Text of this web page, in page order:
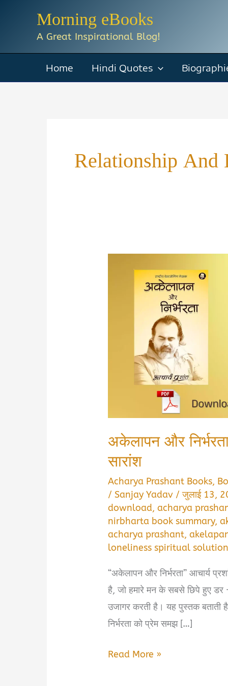
Morning eBooks
A Great Inspirational Blog!
Home Hindi Quotes
Relationship And
अकेलापन और
सारांश
Acharya Prashant Books,
/Sanjay Yadav /जुलाई 13,
download,acharya
nirbharta book summary,
acharya prashant,
loneliness spiritual solution
“अकेलापन और निर्भरता” आचार्य
है, जो हमारे मन के सबसे छिपे हुए डर
उजागर करती है। यह पुस्तक
निर्भरता को प्रेम समझ […]
अकेलापन
Read More »